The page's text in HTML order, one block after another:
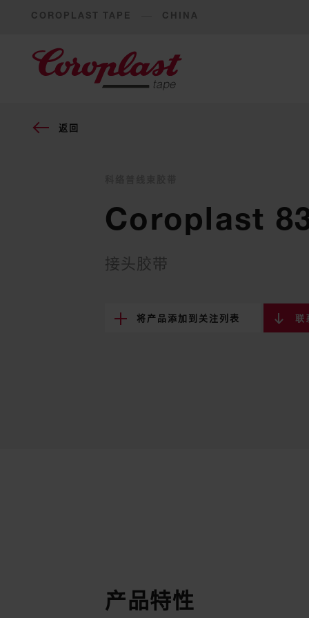
COROPLAST TAPE CHINA
返回
Coroplast
接头胶带
将产品添加到关注列表 联
产品特性